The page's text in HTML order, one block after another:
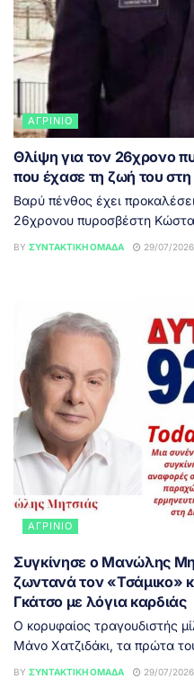
ΑΓΡΊΝΙΟ
Θλίψη για τον 26χρονο
που έχασε τη ζωή του στη
Βαρύ πένθος έχει
26χρονου πυροσβέστη
BY ΣΥΝΤΑΚΤΙΚΉ ΟΜΆΔΑ 29/07/
ΑΓΡΊΝΙΟ
Συγκίνησε ο Μανώλης
ζωντανά τον «Τσάμικο»
Γκάτσο με λόγια καρδιάς
Ο κορυφαίος τραγουδιστής
Μάνο Χατζιδάκι, τα πρώτα
BY ΣΥΝΤΑΚΤΙΚΉ ΟΜΆΔΑ 29/07/